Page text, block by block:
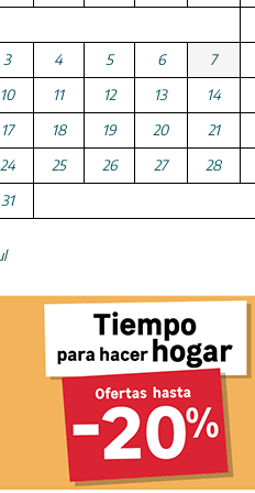
3
4 5 6 7
10
11 12 13 14
17
18 19 20 21
24
25 26 27 28
31